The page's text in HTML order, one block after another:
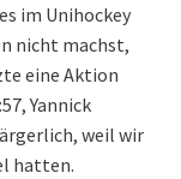
im Unihockey
nicht machst,
eine Aktion
Yannick
weil wir
hatten.